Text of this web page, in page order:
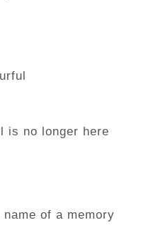
is no longer here
of a memory